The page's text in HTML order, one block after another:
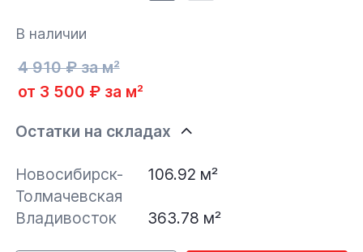
В наличии
4 910 ₽ за м²
от 3 500 ₽ за м²
Остатки на складах
Новосибирск-
Толмачевская
106.92 м²
Владивосток 363.78 м²